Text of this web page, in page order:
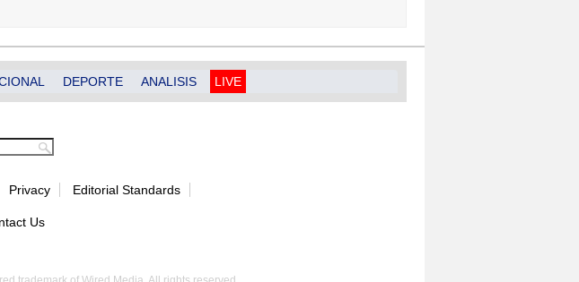
DEPORTE ANALISIS LIVE
Privacy Editorial Standards
Us